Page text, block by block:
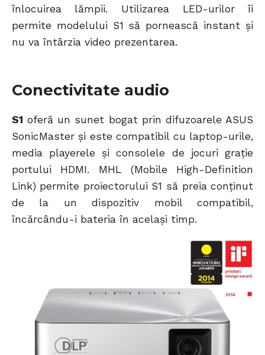
înlocuirea lămpii. Utilizarea LED-urilor îi
permite modelului S1 să pornească instant și
nu va întârzia video prezentarea.
Conectivitate audio
S1 oferă un sunet bogat prin difuzoarele ASUS
SonicMaster și este compatibil cu laptop-urile,
media playerele și consolele de jocuri grație
portului HDMI. MHL (Mobile High-Definition
Link) permite proiectorului S1 să preia conținut
de la un dispozitiv mobil compatibil,
încărcându-i bateria în același timp.